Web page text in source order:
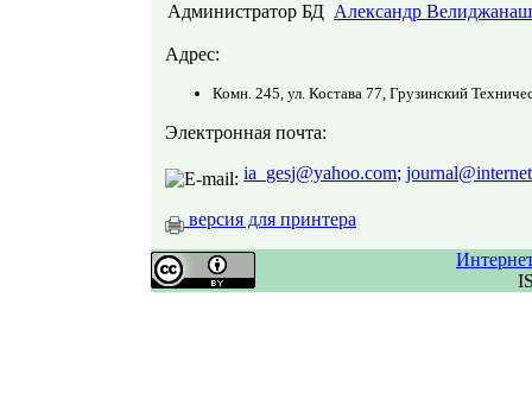
Администратор БД Александр
Адрес:
Комн. 245, ул. Костава 77, Грузинский
Электронная почта:
ia_gesj@yahoo.com;
версия для принтера